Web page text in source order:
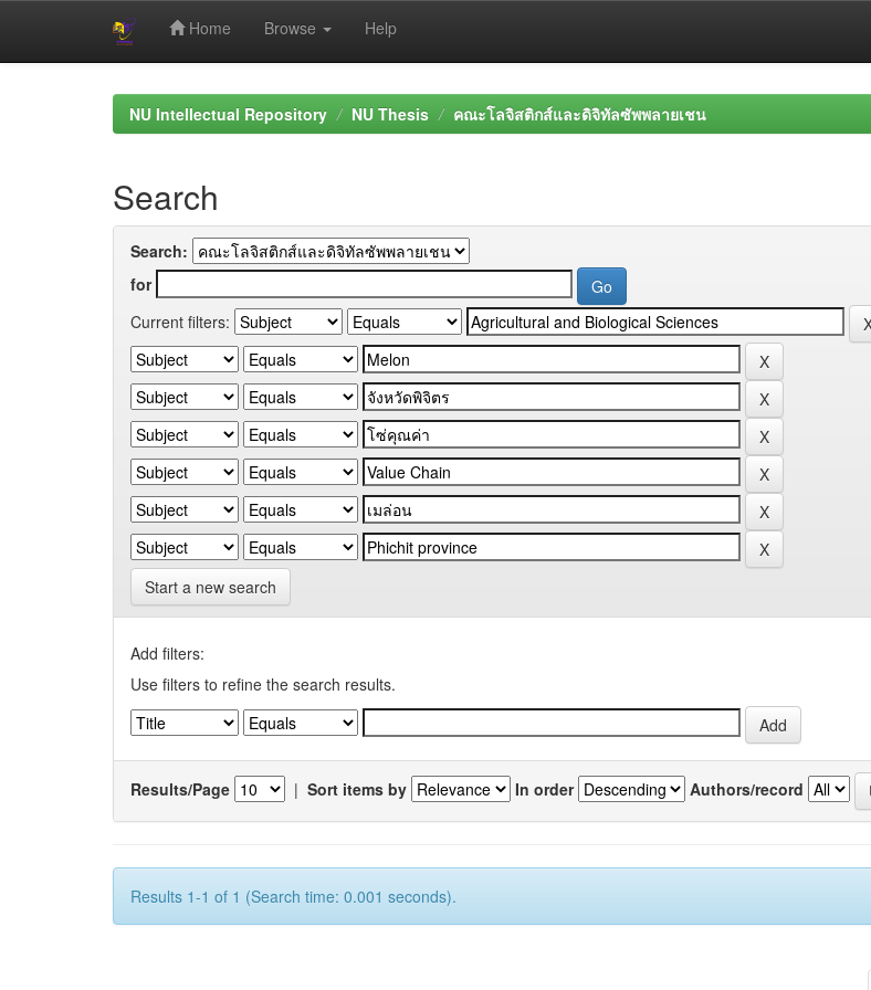
Home Browse Help
NU Intellectual Repository NU Thesis คณะโลจิสติกส์และดิจิทัลซัพพลายเชน
Search
Search:
for
Current filters:
Start a new search
Add filters:
Use filters to refine the search results.
Results/Page | Sort items by In order Authors/record
Results 1-1 of 1 (Search time: 0.001 seconds).